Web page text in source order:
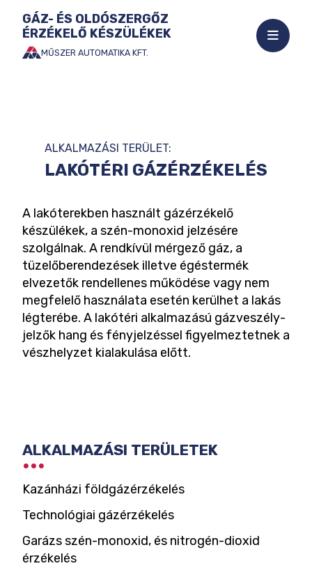
Ugrás
GÁZ- ÉS OLDÓSZERGŐZ
ÉRZÉKELŐ KÉSZÜLÉKEK
MŰSZER AUTOMATIKA KFT.
Mobil
menü
ALKALMAZÁSI TERÜLET:
LAKÓTÉRI GÁZÉRZÉKELÉS
A lakóterekben használt gázérzékelő
készülékek, a szén-monoxid jelzésére
szolgálnak. A rendkívül mérgező gáz, a
tüzelőberendezések illetve égéstermék
elvezetők rendellenes működése vagy nem
megfelelő használata esetén kerülhet a lakás
légterébe. A lakótéri alkalmazású gázveszély-
jelzők hang és fényjelzéssel figyelmeztetnek a
vészhelyzet kialakulása előtt.
TERÜLET
VÁLASZTÓ
ALKALMAZÁSI TERÜLETEK
Kazánházi földgázérzékelés
Technológiai gázérzékelés
Garázs szén-monoxid, és nitrogén-dioxid
érzékelés